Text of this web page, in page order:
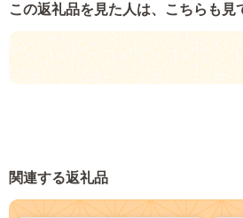
この返礼品を見た人は、こちらも見
関連する返礼品